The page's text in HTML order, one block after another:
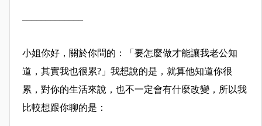
小姐你好，關於你問的：「要怎麼做才能讓我老公知
道，其實我也很累?」我想說的是，就算他知道你很
累，對你的生活來說，也不一定會有什麼改變，所以我
比較想跟你聊的是：